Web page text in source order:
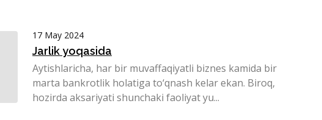
17 May 2024
Jarlik yoqasida
Aytishlaricha, har bir muvaffaqiyatli biznes kamida bir
marta bankrotlik holatiga to‘qnash kelar ekan. Biroq,
hozirda aksariyati shunchaki faoliyat yu...